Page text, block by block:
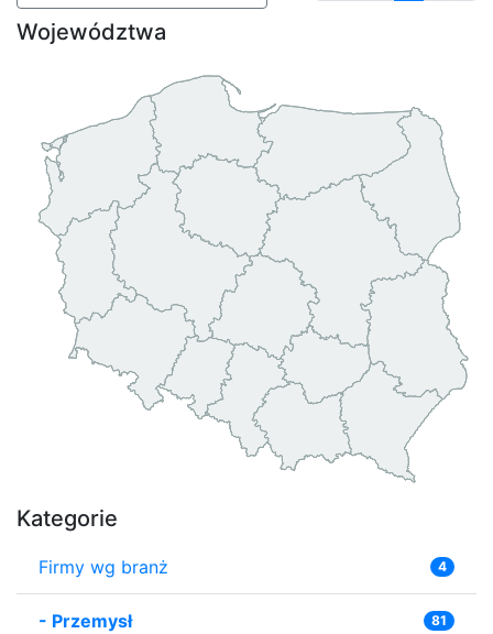
Województwa
Kategorie
Firmy wg branż 4
- Przemysł 81